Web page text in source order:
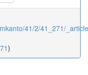
41/2/41_271/
)